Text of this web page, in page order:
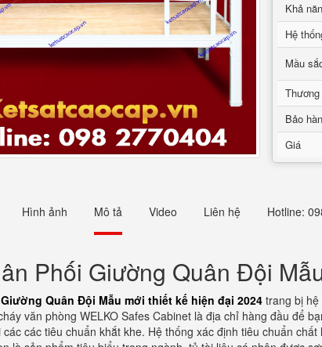
Khả
Hệ
Mầu
Bảo
Giá
Hình ảnh Mô tả Video Liên hệ Hotline:
Phối Giường Quân Đội
Quân Đội Mẫu mới thiết kế hiện đại 2024 trang bị
văn phòng WELKO Safes Cabinet là địa chỉ hàng đầu để
các các tiêu chuẩn khắt khe. Hệ thống xác định tiêu chuẩn